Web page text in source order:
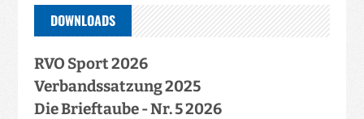
DOWNLOADS
RVO Sport 2026
Verbandssatzung 2025
Die Brieftaube - Nr. 5 2026